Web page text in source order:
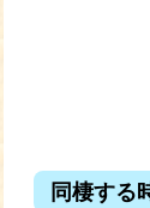
同棲する